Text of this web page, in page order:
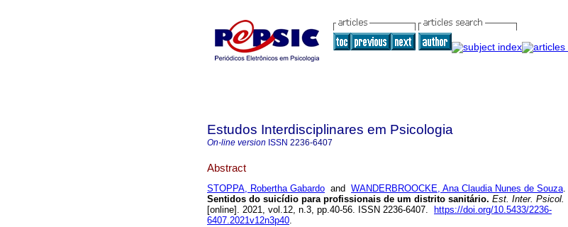
Estudos Interdisciplinares em Psicologia
On-line version ISSN 2236-6407
Abstract
STOPPA, Robertha Gabardo and WANDERBROOCKE, Ana Claudia Nunes de Souza.
Sentidos do suicídio para profissionais de um distrito sanitário. Est. Inter. Psicol.
[online]. 2021, vol.12, n.3, pp.40-56. ISSN 2236-6407.
https://doi.org/10.5433/2236-
6407.2021v12n3p40.